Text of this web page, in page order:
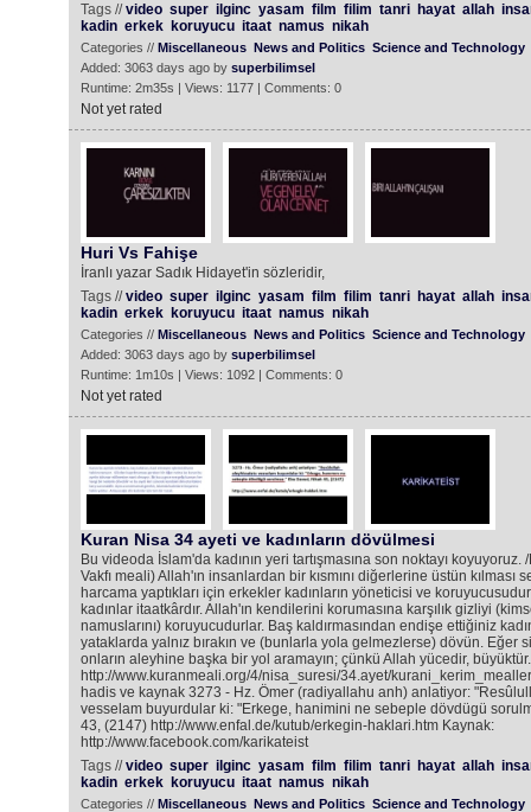
Tags //video super ilginc yasam film filim tanri hayat allah
kadin erkek koruyucu itaat namus nikah
Categories // Miscellaneous News and Politics Science and Technology
Added: 3063 days ago by superbilimsel
Runtime: 2m35s | Views: 1177 | Comments: 0
Not yet rated
Huri Vs Fahişe
İranlı yazar Sadık Hidayet'in sözleridir,
Tags //video super ilginc yasam film filim tanri hayat allah
kadin erkek koruyucu itaat namus nikah
Categories // Miscellaneous News and Politics Science and Technology
Added: 3063 days ago by superbilimsel
Runtime: 1m10s | Views: 1092 | Comments: 0
Not yet rated
Kuran Nisa 34 ayeti ve kadınların dövülmesi
Bu videoda İslam'da kadının yeri tartışmasına son noktayı
Vakfı meali) Allah'ın insanlardan bir kısmını diğerlerine üstün kılması
harcama yaptıkları için erkekler kadınların yöneticisi ve
kadınlar itaatkârdır. Allah'ın kendilerini korumasına karşılık gizliyi
namuslarını) koruyucudurlar. Baş kaldırmasından endişe ettiğiniz
yataklarda yalnız bırakın ve (bunlarla yola gelmezlerse) dövün. Eğer
onların aleyhine başka bir yol aramayın; çünkü Allah yücedir, büyüktür.
http://www.kuranmeali.org/4/nisa_suresi/34.ayet/
hadis ve kaynak 3273 - Hz. Ömer (radiyallahu anh) anlatiyor:
vesselam buyurdular ki: "Erkege, hanimini ne sebeple dövdügü
43, (2147) http://www.enfal.de/kutub/erkegin-haklari.htm Kaynak:
http://www.facebook.com/karikateist
Tags //video super ilginc yasam film filim tanri hayat allah
kadin erkek koruyucu itaat namus nikah
Categories // Miscellaneous News and Politics Science and Technology